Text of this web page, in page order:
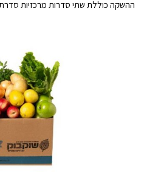
ההשקה כוללת שתי סדרות מרכזיות סדרת ACTIVE וסדרת BALANCE